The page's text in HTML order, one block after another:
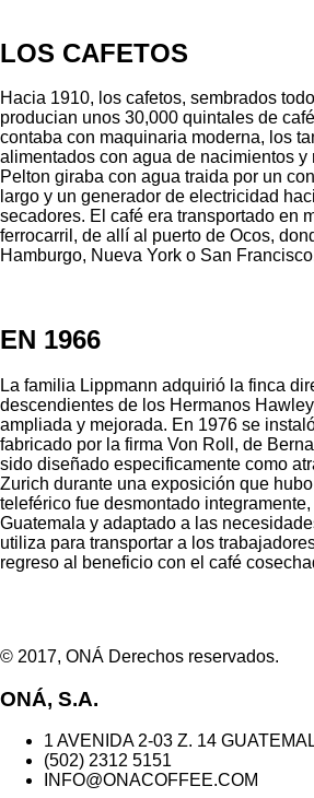
LOS CAFETOS
Hacia 1910, los cafetos, sembrados
producian unos 30,000 quintales de
contaba con maquinaria moderna, los
alimentados con agua de nacimientos y
Pelton giraba con agua traida por un
largo y un generador de electricidad
secadores. El café era transportado en
ferrocarril, de allí al puerto de Ocos,
Hamburgo, Nueva York o San
EN 1966
La familia Lippmann adquirió la finca
descendientes de los Hermanos
ampliada y mejorada. En 1976 se
fabricado por la firma Von Roll, de
sido diseñado especificamente como
Zurich durante una exposición que
teleférico fue desmontado
Guatemala y adaptado a las
utiliza para transportar a los
regreso al beneficio con el café
© 2017, ONÁ Derechos reservados.
ONÁ, S.A.
1 AVENIDA 2-03 Z. 14
(502) 2312 5151
INFO@ONACOFFEE.COM